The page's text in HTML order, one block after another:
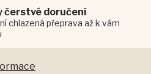
čerstvé doručení
chlazená přeprava až k vám